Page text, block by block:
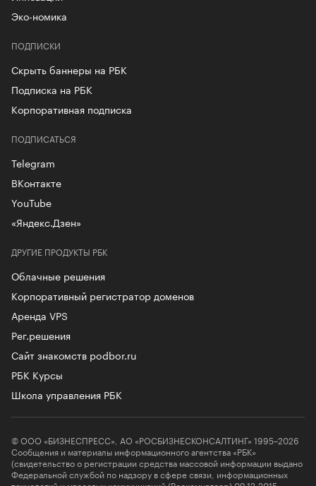
Эко-номика
ПОДПИСКИ
Скрыть баннеры на РБК
Подписка на РБК
Корпоративная подписка
ДРУГИЕ ПРОДУКТЫ РБК
Облачные решения
Корпоративный регистратор доменов
Аренда VPS
Рег.решения
Сайт знакомств podbor.ru
РБК Курсы
Школа управления РБК
ПОДПИСАТЬСЯ
Telegram
ВКонтакте
YouTube
«Яндекс.Дзен»
© ООО «БИЗНЕСПРЕСС», АО «РОСБИЗНЕСКОНСАЛТИНГ» 1995–2026
Сообщения и материалы информационного агентства «РБК»
(свидетельство о регистрации средства массовой информации выдано
Федеральной службой по надзору в сфере связи, информационных